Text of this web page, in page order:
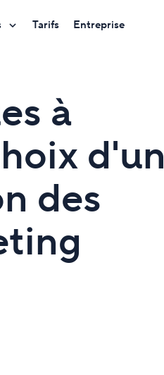
Tarifs Entreprise
à
d'un
des